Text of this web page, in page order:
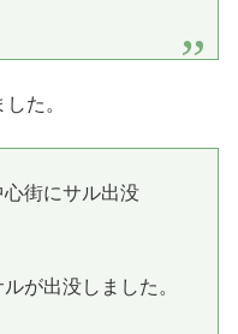
た。
心街にサル出没
が出没しました。